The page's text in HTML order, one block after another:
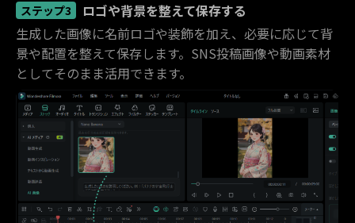
ステップ3
ロゴや背景を整えて保存する
生成した画像に名前ロゴや装飾を加え、必要に応じて背
景や配置を整えて保存します。SNS投稿画像や動画素材
としてそのまま活用できます。